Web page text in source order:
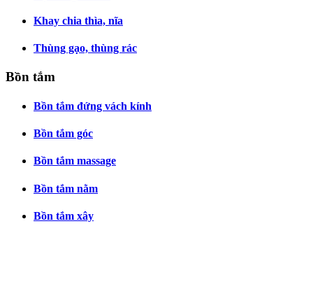
Khay chia thìa, nĩa
Thùng gạo, thùng rác
Bồn tắm
Bồn tắm đứng vách kính
Bồn tắm góc
Bồn tắm massage
Bồn tắm nằm
Bồn tắm xây